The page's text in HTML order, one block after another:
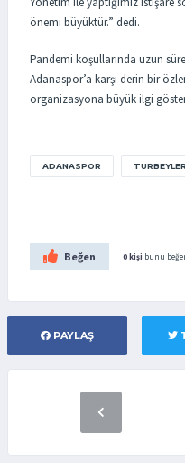
önemi büyüktür.” dedi.
Pandemi koşullarında uzun
Adanaspor’a karşı derin bir
organizasyona büyük ilgi
ADANASPOR TURBEYLER
Beğen 0 kişi bunu
PAYLAŞ